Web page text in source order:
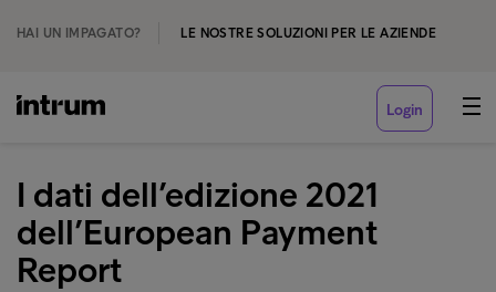
HAI UN IMPAGATO? LE NOSTRE SOLUZIONI PER LE AZIENDE
Login
I dati dell’edizione 2021
dell’European Payment
Report